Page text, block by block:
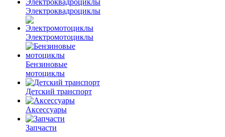
Электроквадроциклы
Электромотоциклы
Бензиновые
мотоциклы
Детский транспорт
Аксессуары
Запчасти